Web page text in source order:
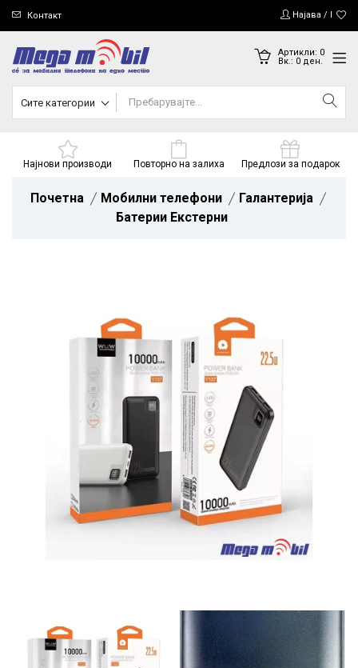
Контакт Најава /
Артикли: 0
Вк.: 0ден.
Сите категории
Најнови производи Повторно на залиха Предлози за подарок
Почетна Мобилни телефони
Галантерија
Батерии Екстерни